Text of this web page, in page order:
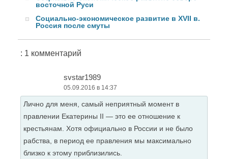
восточной Руси
Социально-экономическое развитие в XVII в.
Россия после смуты
: 1 комментарий
svstar1989
05.09.2016 в 14:37
Лично для меня, самый неприятный момент в
правлении Екатерины II — это ее отношение к
крестьянам. Хотя официально в России и не было
рабства, в период ее правления мы максимально
близко к этому приблизились.